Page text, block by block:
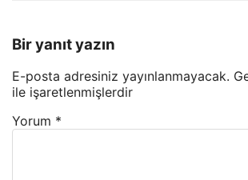
Bir yanıt yazın
E-posta adresiniz yayınlanmayacak.
ile işaretlenmişlerdir
Yorum *